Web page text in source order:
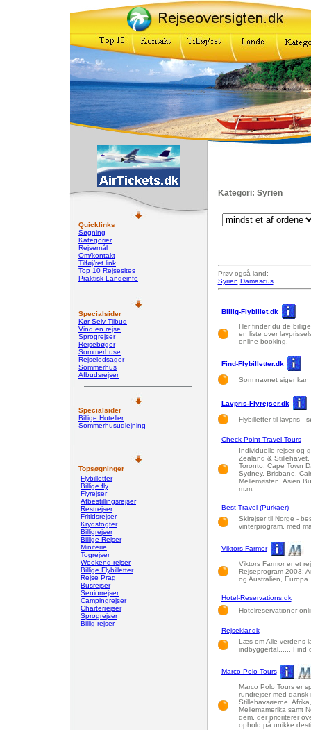
Quicklinks
Søgning
Kategorier
Rejsemål
Om/kontakt
Tilføj/ret link
Top 10 Rejsesites
Praktisk Landeinfo
Specialsider
Kør-Selv Tilbud
Vind en rejse
Sprogrejser
Rejsebøger
Sommerhuse
Rejseledsager
Sommerhus
Afbudsrejser
Specialsider
Billige Hoteller
Sommerhusudlejning
Topsøgninger
Flybilletter
Billige fly
Flyrejser
Afbestillingsrejser
Restrejser
Fritidsrejser
Krydstogter
Billigrejser
Billige Rejser
Miniferie
Togrejser
Weekend-rejser
Billige Flybilletter
Rejse Prag
Busrejser
Seniorrejser
Campingrejser
Charterrejser
Sprogrejser
Billig rejser
Kategori: Syrien
Prøv også land:
Syrien Damascus
Billig-Flybillet.dk
Her finder du de
en liste over
online booking.
Find-Flybilletter.dk
Som navnet siger
Lavpris-Flyrejser.dk
Flybilletter til lavpris -
Check Point Travel Tours
Individuelle rejser og
Zealand & Stillehavet,
Toronto, Cape Town
Sydney, Brisbane,
Mellemøsten, Asien
m.m.
Best Travel (Purkaer)
Skirejser til Norge -
vinterprogram, med
Viktors Farmor
Viktors Farmor er et
Rejseprogram 2003:
og Australien, Europa
Hotel-Reservations.dk
Hotelreservationer
Rejseklar.dk
Læs om Alle verdens
indbyggertal...... Find
Marco Polo Tours
Marco Polo Tours er
rundrejser med dansk
Stillehavsøerne,
Mellemamerika samt
dem, der prioriterer
ophold på unikke